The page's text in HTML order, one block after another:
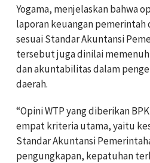
Yogama, menjelaskan bahwa
laporan keuangan pemerintah
sesuai Standar Akuntansi
tersebut juga dinilai
dan akuntabilitas dalam
daerah.
“Opini WTP yang diberikan
empat kriteria utama, yaitu
Standar Akuntansi
pengungkapan, kepatuhan